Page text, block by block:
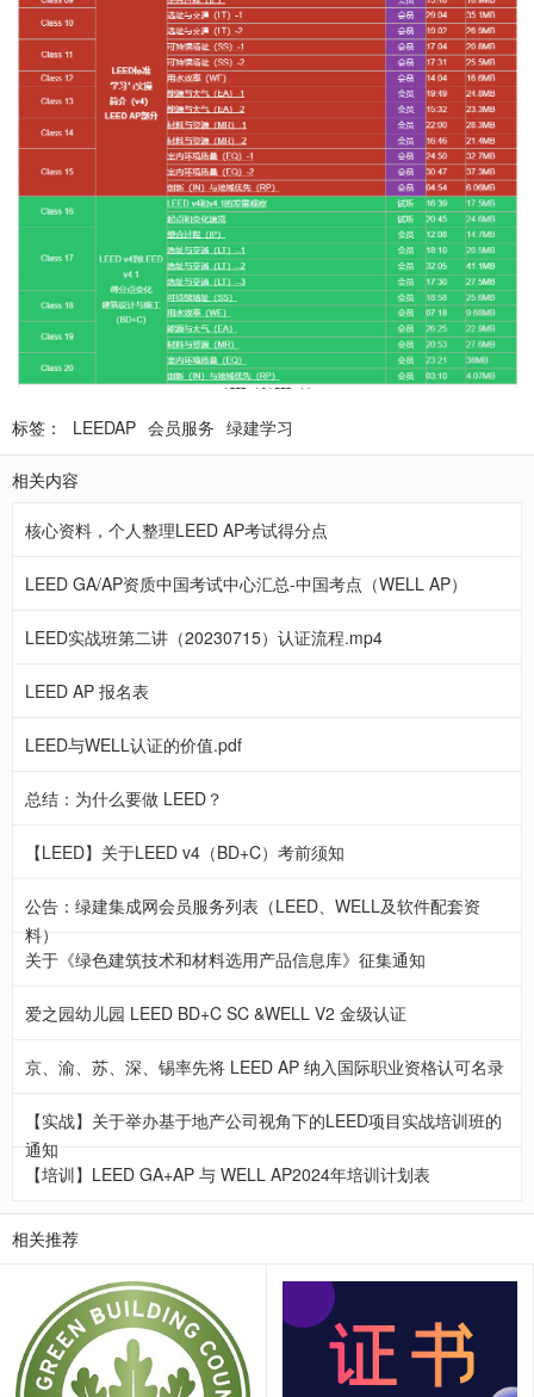
标签： LEEDAP 会员服务 绿建学习
相关内容
核心资料，个人整理LEED AP考试得分点
LEED GA/AP资质中国考试中心汇总-中国考点（WELL AP）
LEED实战班第二讲（20230715）认证流程.mp4
LEED AP 报名表
LEED与WELL认证的价值.pdf
总结：为什么要做 LEED？
【LEED】关于LEED v4（BD+C）考前须知
公告：绿建集成网会员服务列表（LEED、WELL及软件配套资
料）
关于《绿色建筑技术和材料选用产品信息库》征集通知
爱之园幼儿园 LEED BD+C SC &WELL V2 金级认证
京、渝、苏、深、锡率先将 LEED AP 纳入国际职业资格认可名录
【实战】关于举办基于地产公司视角下的LEED项目实战培训班的
通知
【培训】LEED GA+AP 与 WELL AP2024年培训计划表
相关推荐